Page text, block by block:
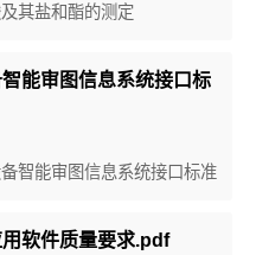
其盐和酯的测定
能审图信息系统接口标
智能审图信息系统接口标准
软件质量要求.pdf